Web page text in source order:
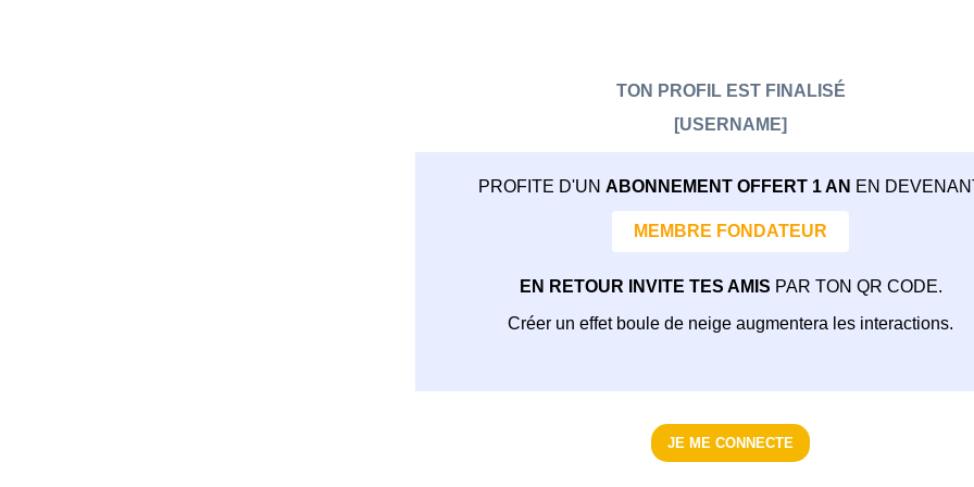
TON PROFIL EST FINALISÉ
[USERNAME]
PROFITE D'UN ABONNEMENT OFFERT 1 AN EN
MEMBRE FONDATEUR
EN RETOUR INVITE TES AMIS PAR TON QR CODE.
Créer un effet boule de neige augmentera les interactions.
JE ME CONNECTE